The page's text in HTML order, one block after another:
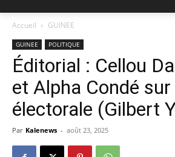
Accueil GUINEE
GUINEE POLITIQUE
Éditorial : Cellou
et Alpha Condé
électorale (Gilbert
Par Kalenews - août 23, 2025